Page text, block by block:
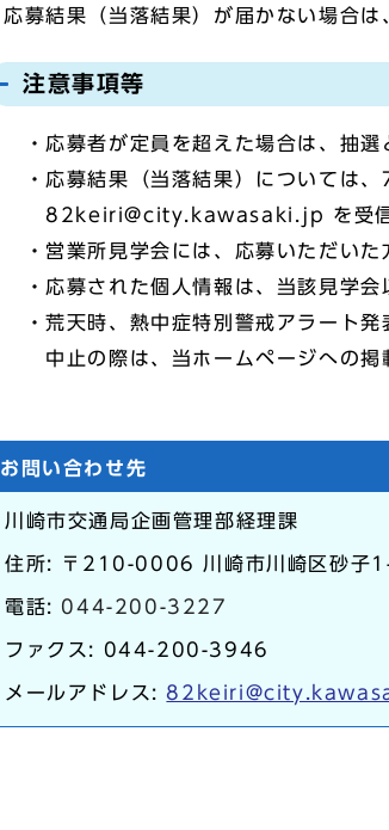
応募結果（当落結果）が届かない場合
注意事項等
・応募者が定員を超えた場合は、抽選
・応募結果（当落結果）については、
82keiri@city.kawasaki.jp を受信で
・営業所見学会には、応募いただいた
・応募された個人情報は、当該見学会
・荒天時、熱中症特別警戒アラート発
中止の際は、当ホームページへの掲
お問い合わせ先
川崎市交通局企画管理部経理課
住所: 〒210-0006 川崎市川崎区砂子
電話: 044-200-3227
ファクス: 044-200-3946
メールアドレス: